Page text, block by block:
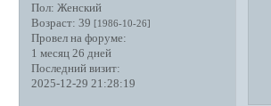
Пол: Женский
Возраст: 39 [1986-10-26]
Провел на форуме:
1 месяц 26 дней
Последний визит:
2025-12-29 21:28:19